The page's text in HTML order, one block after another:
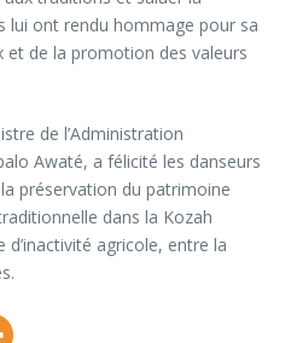
lui ont rendu hommage pour sa
et de la promotion des valeurs
de l’Administration
Awaté, a félicité les danseurs
préservation du patrimoine
dans la Kozah
agricole, entre la